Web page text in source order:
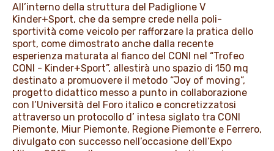
All’interno della struttura del Padiglione V
Kinder+Sport, che da sempre crede nella poli-
sportività come veicolo per rafforzare la pratica dello
sport, come dimostrato anche dalla recente
esperienza maturata al fianco del CONI nel “Trofeo
CONI - Kinder+Sport”, allestirà uno spazio di 150 mq
destinato a promuovere il metodo “Joy of moving”,
progetto didattico messo a punto in collaborazione
con l’Università del Foro italico e concretizzatosi
attraverso un protocollo d’ intesa siglato tra CONI
Piemonte, Miur Piemonte, Regione Piemonte e Ferrero,
divulgato con successo nell’occasione dell’Expo